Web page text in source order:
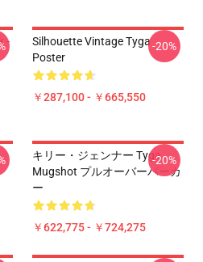
-
Silhouette Vintage Tyga
Poster
￥287,100 - ￥665,550
-20%
キリー・ジェンナー Tyga
Mugshot プルオーバーパーカ
ー
￥622,775 - ￥724,275
-20%